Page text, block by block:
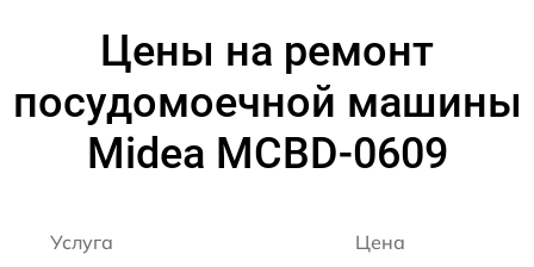
Цены на ремонт
посудомоечной машины
Midea MCBD-0609
Услуга Цена